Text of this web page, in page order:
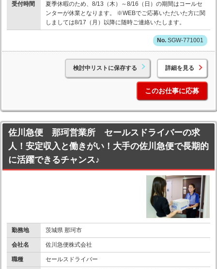
受付時間
夏季休暇のため、8/13（木）～8/16（日）の期間はコールセ
ンターが休業となります。 ※WEBでご応募いただいた方に関
しましては8/17（月）以降に随時ご連絡いたします。
SGW-771001
検討中リストに保存する 詳細を見る
このお仕事に応募
佐川急便 那珂営業所 セールスドライバーの求
人！安定収入と働きがい！大手の佐川急便で長期的
に活躍できるチャンス♪
勤務地 茨城県 那珂市
会社名 佐川急便株式会社
職種 セールスドライバー